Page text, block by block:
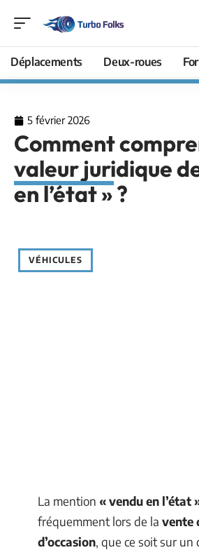
Déplacements Deux-roues
5 février 2026
Comment
valeur juridique
en l’état » ?
VÉHICULES
La mention « vendu en l’état
fréquemment lors de la vente
d’occasion, que ce soit sur un